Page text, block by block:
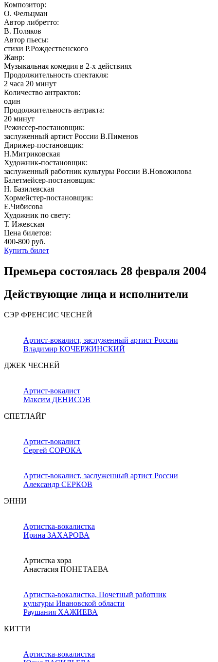
Композитор:
О. Фельцман
Автор либретто:
В. Поляков
Автор пьесы:
стихи Р.Рождественского
Жанр:
Музыкальная комедия в 2-х действиях
Продолжительность спектакля:
2 часа 20 минут
Количество антрактов:
один
Продолжительность антракта:
20 минут
Режиссер-постановщик:
заслуженный артист России В.Пименов
Дирижер-постановщик:
Н.Митриковская
Художник-постановщик:
заслуженный работник культуры России В.Новожилова
Балетмейсер-постановщик:
Н. Базилевская
Хормейстер-постановщик:
Е.Чибисова
Художник по свету:
Т. Ижевская
Цена билетов:
400-800 руб.
Купить билет
Премьера состоялась 28 февраля 2004
Действующие лица и исполнители
СЭР ФРЕНСИС ЧЕСНЕЙ
Артист-вокалист, заслуженный артист России
Владимир КОЧЕРЖИНСКИЙ
ДЖЕК ЧЕСНЕЙ
Артист-вокалист
Максим ДЕНИСОВ
СПЕТЛАЙГ
Артист-вокалист
Сергей СОРОКА
Артист-вокалист, заслуженный артист России
Александр СЕРКОВ
ЭННИ
Артистка-вокалистка
Ирина ЗАХАРОВА
Артистка хора
Анастасия ПОНЕТАЕВА
Артистка-вокалистка, Почетный работник
культуры Ивановской области
Раушания ХАЖИЕВА
КИТТИ
Артистка-вокалистка